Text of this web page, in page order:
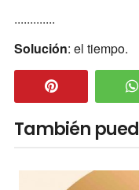
.............
Solución: el tiempo.
También